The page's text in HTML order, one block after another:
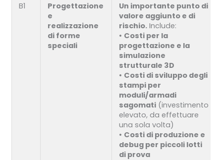
B1
Progettazione
e
realizzazione
di forme
speciali
Un importante punto di
valore aggiunto e di
rischio. Include:
• Costi per la
progettazione e la
simulazione
strutturale 3D
• Costi di sviluppo degli
stampi per
moduli/armadi
sagomati (investimento
elevato, da effettuare
una sola volta)
• Costi di produzione e
debug per piccoli lotti
di prova